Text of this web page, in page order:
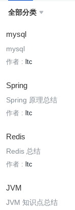
全部分类 
mysql
mysql
作者 : ltc
Spring
Spring 原理总结
作者 : ltc
Redis
Redis 总结
作者 : ltc
JVM
JVM 知识点总结